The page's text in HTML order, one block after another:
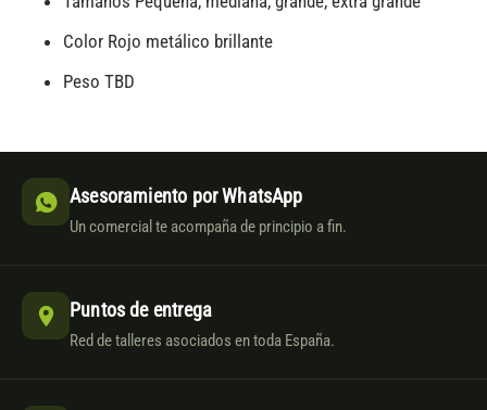
Color Rojo metálico brillante
Peso TBD
Asesoramiento por WhatsApp
Un comercial te acompaña de principio a fin.
Puntos de entrega
Red de talleres asociados en toda España.